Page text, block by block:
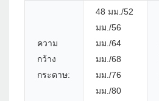
ความ
กว้าง
กระดาษ:
48 มม./52
มม./56
มม./64
มม./68
มม./76
มม./80